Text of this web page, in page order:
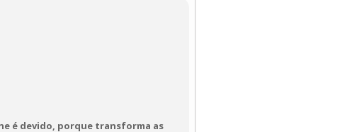
é devido, porque transforma as